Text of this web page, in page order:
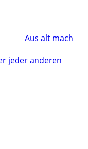
Aus alt mach
jeder anderen